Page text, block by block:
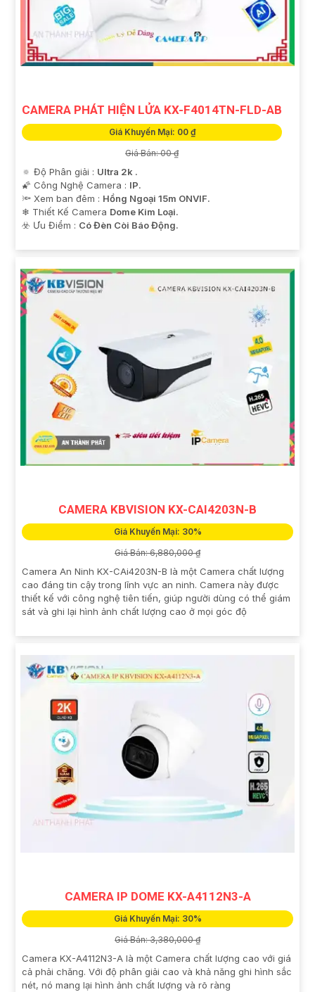
CAMERA PHÁT HIỆN LỬA KX-F4014TN-FLD-AB
Giá Khuyến Mại: 00 ₫
Giá Bán: 00 ₫
🔅 Độ Phân giải : Ultra 2k .
🌠 Công Nghệ Camera : IP.
🔦 Xem ban đêm : Hồng Ngoại 15m ONVIF.
❄ Thiết Kế Camera Dome Kim Loại.
️☣️ Ưu Điểm : Có Đèn Còi Báo Động.
CAMERA KBVISION KX-CAI4203N-B
Giá Khuyến Mại: 30%
Giá Bán: 6,880,000 ₫
Camera An Ninh KX-CAi4203N-B là một Camera chất lượng
cao đáng tin cậy trong lĩnh vực an ninh. Camera này được
thiết kế với công nghệ tiên tiến, giúp người dùng có thể giám
sát và ghi lại hình ảnh chất lượng cao ở mọi góc độ
CAMERA IP DOME KX-A4112N3-A
Giá Khuyến Mại: 30%
Giá Bán: 3,380,000 ₫
Camera KX-A4112N3-A là một Camera chất lượng cao với giá
cả phải chăng. Với độ phân giải cao và khả năng ghi hình sắc
nét, nó mang lại hình ảnh chất lượng và rõ ràng